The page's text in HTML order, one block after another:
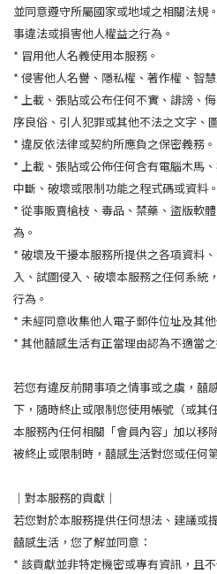
並同意遵守所屬國家或地域之相關法規
事違法或損害他人權益之行為。
* 冒用他人名義使用本服務。
* 侵害他人名譽、隱私權、著作權、智
* 上載、張貼或公布任何不實、誹謗、
序良俗、引人犯罪或其他不法之文字、
* 違反依法律或契約所應負之保密義務。
* 上載、張貼或公佈任何含有電腦木馬
中斷、破壞或限制功能之程式碼或資料。
* 從事販賣槍枝、毒品、禁藥、盜版軟
為。
* 破壞及干擾本服務所提供之各項資料
入、試圖侵入、破壞本服務之任何系統
行為。
* 未經同意收集他人電子郵件位址及其
* 其他囍感生活有正當理由認為不適當之
若您有違反前開事項之情事或之虞，囍
下，隨時終止或限制您使用帳號（或其
本服務內任何相關「會員內容」加以移
被終止或限制時，囍感生活對您或任何
｜對本服務的貢獻｜
若您對於本服務提供任何想法、建議或
囍感生活，您了解並同意：
* 該貢獻並非特定機密或專有資訊，且